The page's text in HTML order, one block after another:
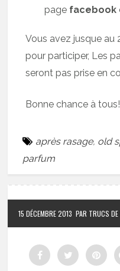
page facebook
Vous avez jusque au
pour participer, Les
seront pas prise en
Bonne chance à
après rasage, old
parfum
15 DÉCEMBRE 2013 PAR TRUCS DE